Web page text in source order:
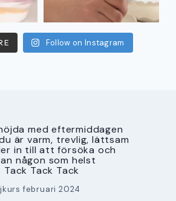
Follow on Instagram
med eftermiddagen
är varm, trevlig, lättsam
in till att försöka och
någon som helst
Tack Tack
februari 2024